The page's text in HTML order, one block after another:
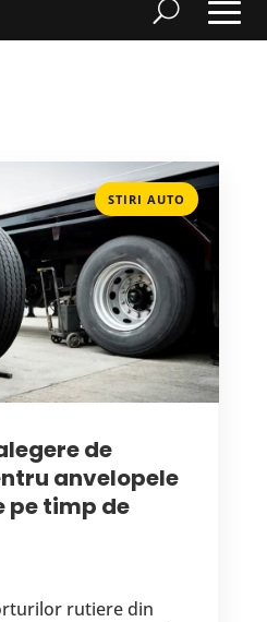
STIRI AUTO
de
anvelopele
pe timp de
rutiere din